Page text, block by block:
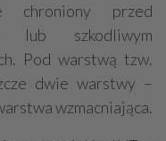
chroniony przed
lub szkodliwym
Pod warstwą tzw.
dwie warstwy –
wzmacniająca.